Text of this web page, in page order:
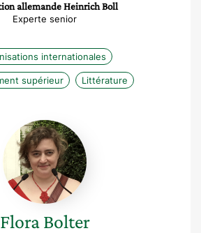
allemande Heinrich Boll
Experte senior
internationales
supérieur Littérature
Flora
Bolter
Flora Bolter